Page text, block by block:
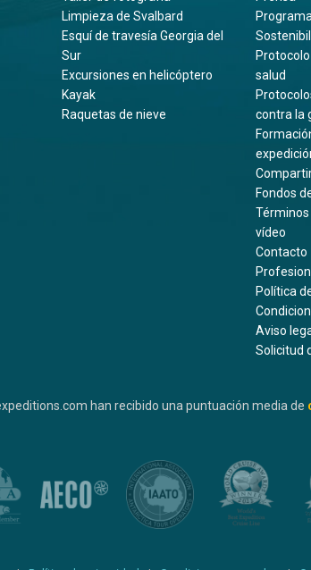
Limpieza de Svalbard
Esquí de travesía Georgia del
Sur
Excursiones en helicóptero
Kayak
Raquetas de nieve
salud
contra la
Fondos
vídeo
Contacto
Política
Aviso
Solicitud
han recibido una puntuación media de